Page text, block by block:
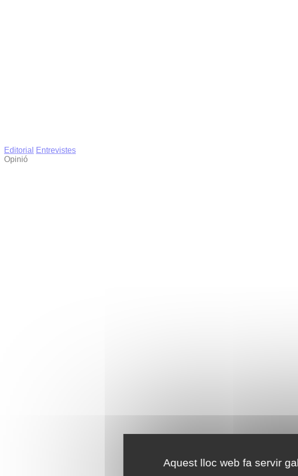
Aquest lloc web fa servir
Editorial
Entrevistes
Opinió